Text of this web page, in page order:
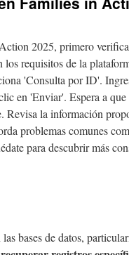
2025, primero
requisitos de la
'Consulta por ID'.
en 'Enviar'. Espera a que
Revisa la información
problemas comunes
para descubrir más
bases de datos,